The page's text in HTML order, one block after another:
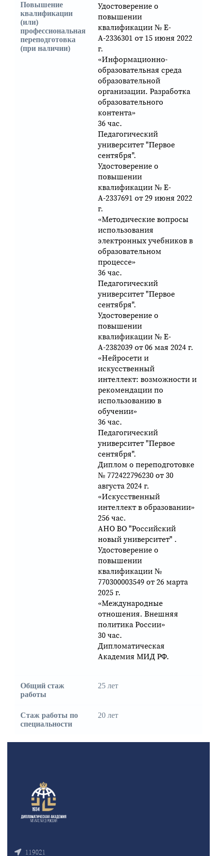
Повышение
квалификации
(или)
профессиональная
переподготовка
(при наличии)
Удостоверение о
повышении
квалификации № Е-
А-2336301 от 15 июня 2022
г.
«Информационно-
образовательная среда
образовательной
организации. Разработка
образовательного
контента»
36 час.
Педагогический
университет "Первое
сентября".
Удостоверение о
повышении
квалификации № Е-
А-2337691 от 29 июня 2022
г.
«Методические вопросы
использования
электронных учебников в
образовательном
процессе»
36 час.
Педагогический
университет "Первое
сентября".
Удостоверение о
повышении
квалификации № Е-
А-2382039 от 06 мая 2024 г.
«Нейросети и
искусственный
интеллект: возможности и
рекомендации по
использованию в
обучении»
36 час.
Педагогический
университет "Первое
сентября".
Диплом о переподготовке
№ 772422796230 от 30
августа 2024 г.
«Искусственный
интеллект в образовании»
256 час.
АНО ВО "Российский
новый университет" .
Удостоверение о
повышении
квалификации №
770300003549 от 26 марта
2025 г.
«Международные
отношения. Внешняя
политика России»
30 час.
Дипломатическая
Академия МИД РФ.
Общий стаж
работы
25 лет
Стаж работы по
специальности
20 лет
119021